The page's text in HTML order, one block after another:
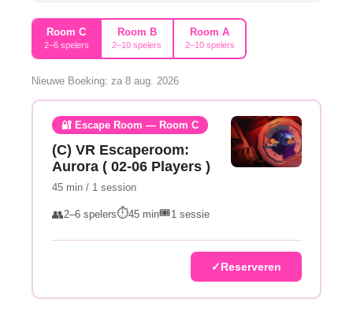
Room C
2–6 spelers
Room B
2–10 spelers
Room A
2–10 spelers
Nieuwe Boeking: za 8 aug. 2026
🔐 Escape Room — Room C
(C) VR Escaperoom:
Aurora ( 02-06 Players )
45 min / 1 session
👥2–6 spelers⏱️45 min🎟️1 sessie
Reserveren